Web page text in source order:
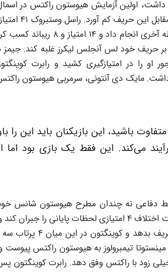
اولین آزمایش هیوستون راکتس در
بزرگی به همراه آورد و لس
رابرت کوینگتون ۲ پرتاب سه امتیازی لحظه آخری
او را در امتیازگیری کشید و رابرت
مایک دی آنتونی، سرمربی هیوستون
باشید، این بازیکنان باید این را
می‌کند. این فقط یک بازی بود اما
دفاعی نه چندان مطرح هیوستون شانس
اندام داشتند اما هیوستون راکتس توانست اختلاف ۴ امتیازی لحظات
۱۹ امتیاز کسب کند و فقط ۵ امتیاز به
مینستوتا تیمبرولوز به هیوستون راکتس
زود با راکتس وفق دهد. رابرت کوینگتون پس